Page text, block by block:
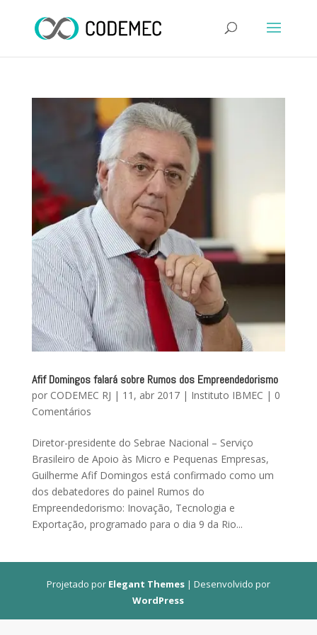
Afif Domingos falará sobre Rumos dos Empreendedorismo
por CODEMEC RJ | 11, abr 2017| Instituto IBMEC | 0
Comentários
Diretor-presidente do Sebrae Nacional – Serviço
Brasileiro de Apoio às Micro e Pequenas Empresas,
Guilherme Afif Domingos está confirmado como um
dos debatedores do painel Rumos do
Empreendedorismo: Inovação, Tecnologia e
Exportação, programado para o dia 9 da Rio...
Projetado por Elegant Themes| Desenvolvido por
WordPress